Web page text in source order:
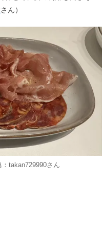
さん）
takan729990さん